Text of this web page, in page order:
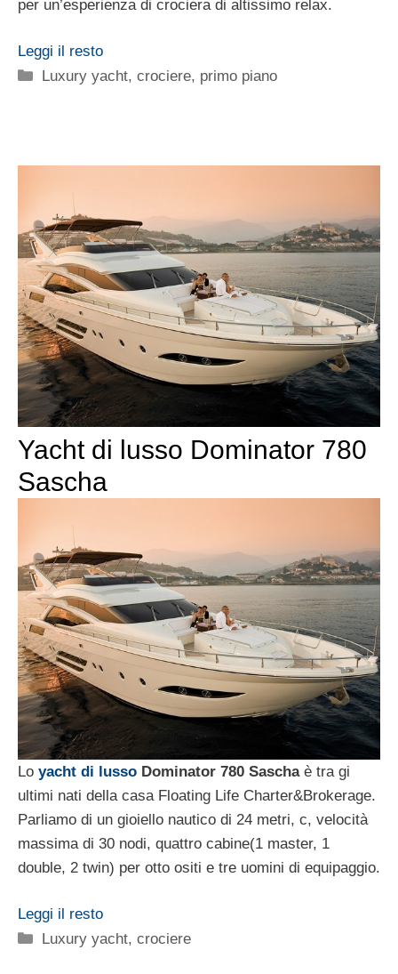
per un’esperienza di crociera di altissimo relax.
Leggi il resto
Categorie
Luxury yacht, crociere, primo piano
Yacht di lusso Dominator 780
Sascha
Lo yacht di lusso Dominator 780 Saschaè tra gi
ultimi nati della casa Floating Life Charter&Brokerage.
Parliamo di un gioiello nautico di 24 metri, c, velocità
massima di 30 nodi, quattro cabine(1 master, 1
double, 2 twin) per otto ositi e tre uomini di equipaggio.
Leggi il resto
Categorie
Luxury yacht, crociere